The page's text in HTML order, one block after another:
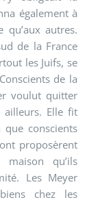
également à
autres.
de la France
les Juifs, se
de la
voulut quitter
ailleurs. Elle fit
conscients
proposèrent
qu’ils
Les Meyer
chez les